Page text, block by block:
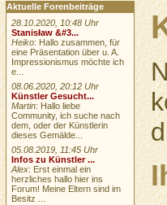
Aktuelle Forenbeiträge
28.10.2020, 10:48 Uhr
Stanisław &#3...
Heiko: Hallo zusammen, für
eine Präsentation über u. A.
Impressionismus möchte ich
e...
08.06.2020, 20:12 Uhr
Künstler Gesucht...
Martin: Hallo liebe
Community, ich suche nach
dem, oder der Künstlerin
dieses Gemälde...
05.08.2019, 11:45 Uhr
Infos zu Künstler ...
Alex: Erst einmal ein
herzliches hallo hier ins
Forum! Meine Eltern sind im
Besitz ...